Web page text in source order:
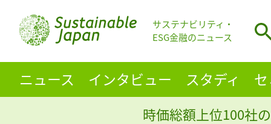
サステナビリティ・
ESG金融のニュース
ニュース インタビュー スタディ
時価総額上位100社